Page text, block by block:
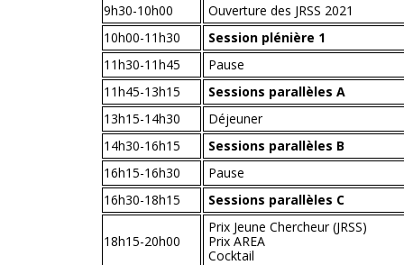
9h30-10h00
Ouverture des JRSS 2021
10h00-11h30
Session plénière 1
11h30-11h45
Pause
11h45-13h15
Sessions parallèles A
13h15-14h30
Déjeuner
14h30-16h15
Sessions parallèles B
16h15-16h30
Pause
16h30-18h15
Sessions parallèles C
18h15-20h00
Prix Jeune Chercheur (JRSS)
Prix AREA
Cocktail